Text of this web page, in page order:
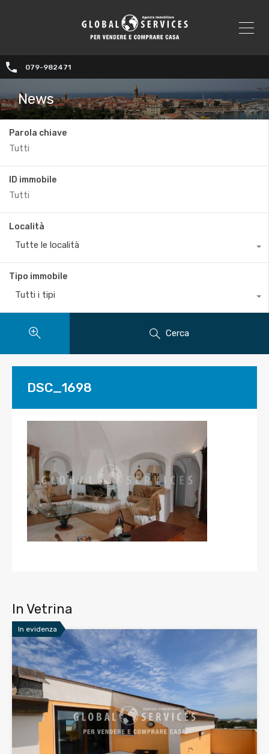
079-982471
News
Parola chiave
ID immobile
Località
Tutte le località
Tipo immobile
Tutti i tipi
Cerca
DSC_1698
In Vetrina
In evidenza